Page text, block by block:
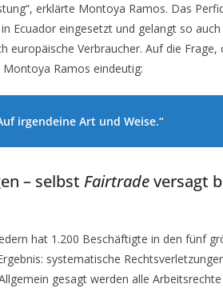
erklärte Montoya Ramos. Das
Ecuador eingesetzt und gelangt so
europäische Verbraucher. Auf die Frage,
Ramos eindeutig:
irgendeine Art und Weise.“
– selbst Fairtradeversagt
hat 1.200 Beschäftigte in den fünf
systematische
gesagt werden alle